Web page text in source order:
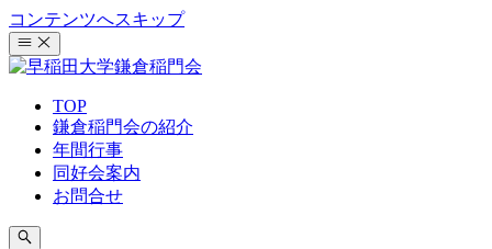
コンテンツへスキップ
TOP
鎌倉稲門会の紹介
年間行事
同好会案内
お問合せ